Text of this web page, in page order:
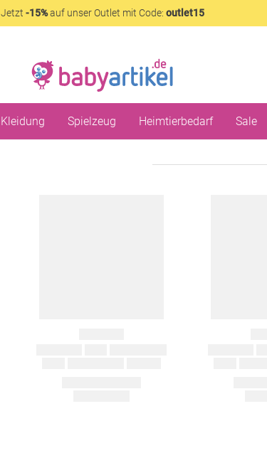
Jetzt -15%auf unser Outlet mit Code: outlet15
Kleidung Spielzeug Heimtierbedarf Sale